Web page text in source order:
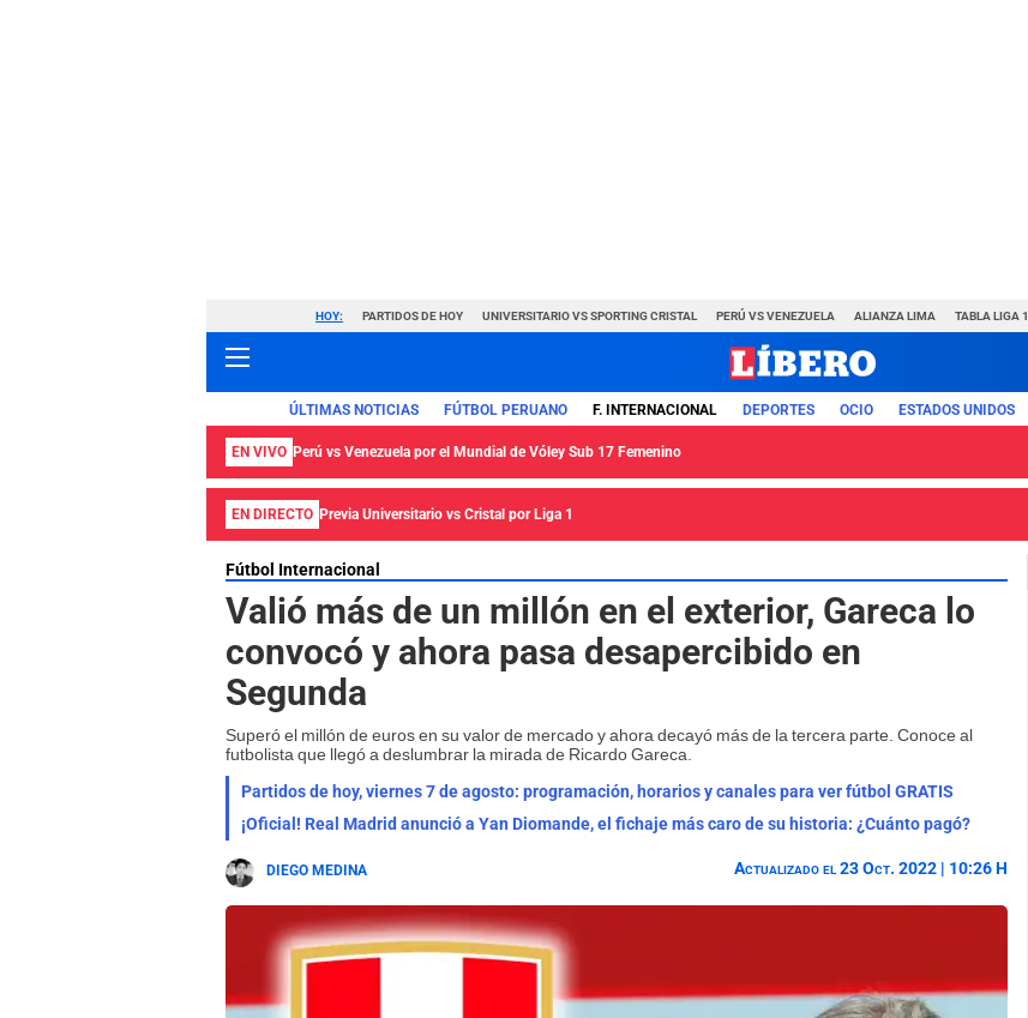
HOY: PARTIDOS DE HOY UNIVERSITARIO VS SPORTING CRISTAL PERÚ VS VENEZUELA ALIANZA LIMA TABLA LIGA 1
ÚLTIMAS NOTICIAS FÚTBOL PERUANO F. INTERNACIONAL DEPORTES OCIO ESTADOS UNIDOS
EN VIVO Perú vs Venezuela por el Mundial de Vóley Sub 17 Femenino
EN DIRECTO Previa Universitario vs Cristal por Liga 1
Fútbol Internacional
Valió más de un millón en el exterior, Gareca lo
convocó y ahora pasa desapercibido en
Segunda
Superó el millón de euros en su valor de mercado y ahora decayó más de la tercera parte. Conoce al
futbolista que llegó a deslumbrar la mirada de Ricardo Gareca.
Partidos de hoy, viernes 7 de agosto: programación, horarios y canales para ver fútbol GRATIS
¡Oficial! Real Madrid anunció a Yan Diomande, el fichaje más caro de su historia: ¿Cuánto pagó?
DIEGO MEDINA Actualizado el 23 Oct. 2022 | 10:26 H